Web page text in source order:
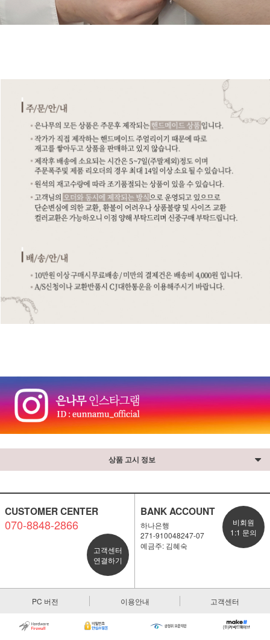
상품 고시 정보
CUSTOMER CENTER
070-8848-2866
고객센터
연결하기
BANK ACCOUNT
하나은행
271-910048247-07
예금주: 김혜숙
비회원
1:1 문의
PC 버전 이용안내 고객센터